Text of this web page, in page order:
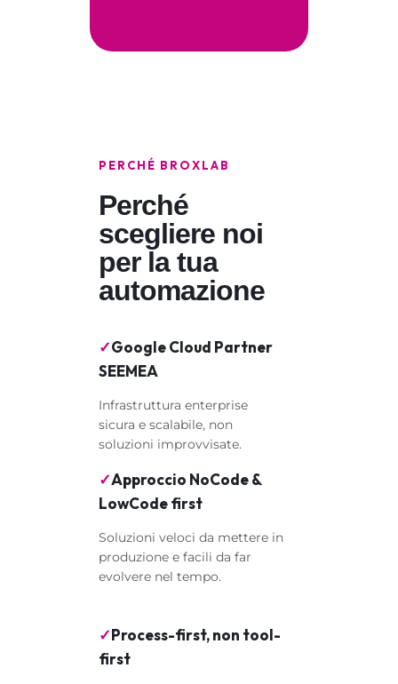
PERCHÉ BROXLAB
Perché
scegliere noi
per la tua
automazione
✓Google Cloud Partner
SEEMEA
Infrastruttura enterprise
sicura e scalabile, non
soluzioni improvvisate.
✓Approccio NoCode &
LowCode first
Soluzioni veloci da mettere in
produzione e facili da far
evolvere nel tempo.
✓Process-first, non tool-
first